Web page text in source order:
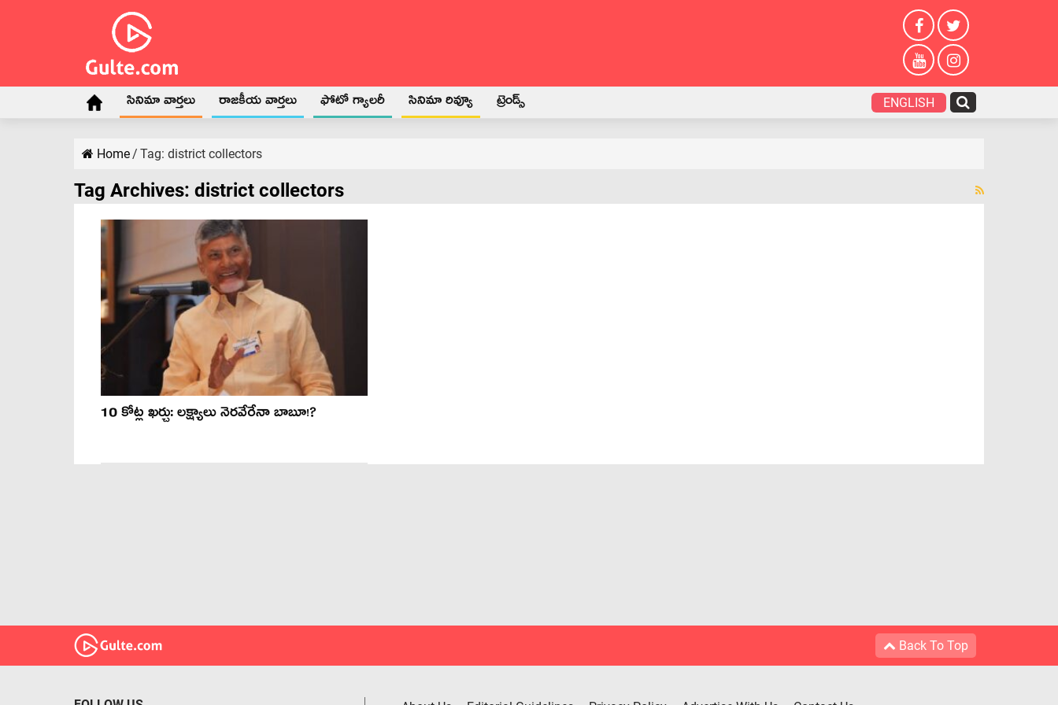
సినిమా వార్తలు రాజకీయ వార్తలు ఫోటో గ్యాలరీ సినిమా రివ్యూ ట్రెండ్స్ ENGLISH
Home/ Tag: district collectors
Tag Archives: district collectors
10 కోట్ల ఖ‌ర్చు: ల‌క్ష్యాలు నెర‌వేరేనా బాబూ!?
Back To Top